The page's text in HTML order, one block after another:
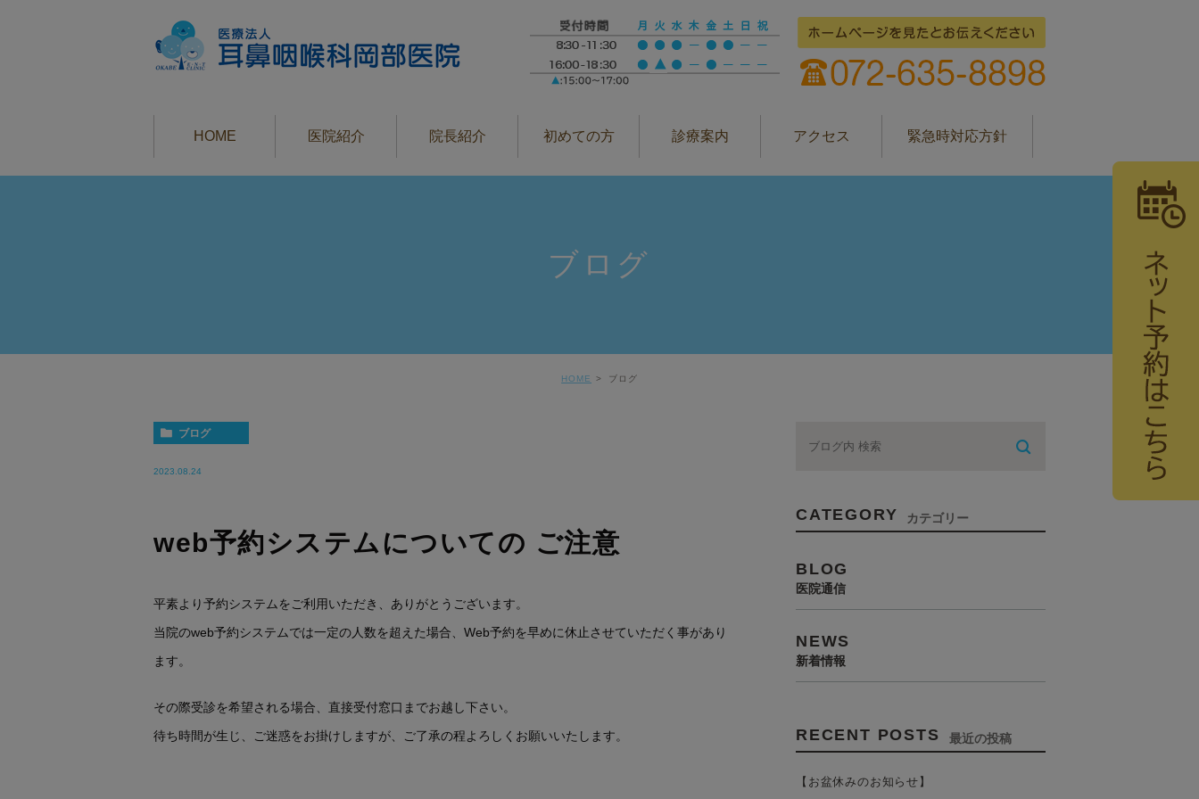
HOME 医院紹介 院長紹介 初めての方 診療案内 アクセス 緊急時対応方針
ブログ
HOME ブログ
ブログ
2023.08.24
web予約システムについての ご注意
平素より予約システムをご利用いただき、ありがとうございます。
当院のweb予約システムでは一定の人数を超えた場合、Web予約を早めに休止させていただく事があり
ます。
その際受診を希望される場合、直接受付窓口までお越し下さい。
待ち時間が生じ、ご迷惑をお掛けしますが、ご了承の程よろしくお願いいたします。
CATEGORY カテゴリー
BLOG
医院通信
NEWS
新着情報
RECENT POSTS 最近の投稿
【お盆休みのお知らせ】